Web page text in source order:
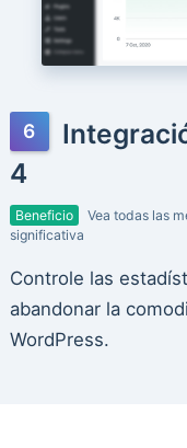
4
Beneficio
Vea todas las
significativa
Controle las
abandonar la
WordPress.